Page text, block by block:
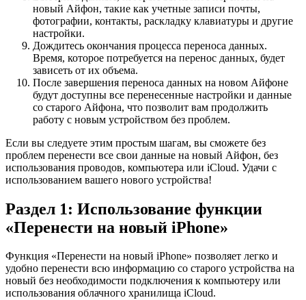
новый Айфон, такие как учетные записи почты,
фотографии, контакты, раскладку клавиатуры и другие
настройки.
Дождитесь окончания процесса переноса данных.
Время, которое потребуется на перенос данных, будет
зависеть от их объема.
После завершения переноса данных на новом Айфоне
будут доступны все перенесенные настройки и данные
со старого Айфона, что позволит вам продолжить
работу с новым устройством без проблем.
Если вы следуете этим простым шагам, вы сможете без
проблем перенести все свои данные на новый Айфон, без
использования проводов, компьютера или iCloud. Удачи с
использованием вашего нового устройства!
Раздел 1: Использование функции
«Перенести на новый iPhone»
Функция «Перенести на новый iPhone» позволяет легко и
удобно перенести всю информацию со старого устройства на
новый без необходимости подключения к компьютеру или
использования облачного хранилища iCloud.